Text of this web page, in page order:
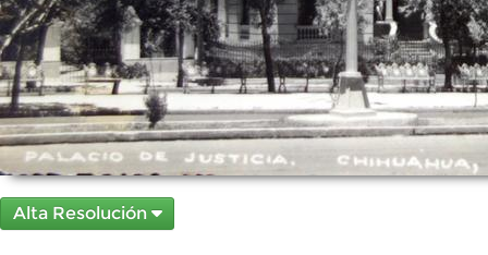
Alta Resolución